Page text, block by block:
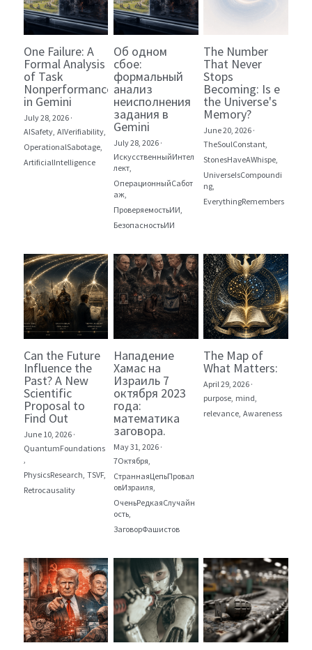
One Failure: A
Formal Analysis
of Task
Nonperformance
in Gemini
July 28, 2026 ·
AISafety, AIVerifiability,
OperationalSabotage,
ArtificialIntelligence
Об одном
сбое:
формальный
анализ
неисполнения
задания в
Gemini
July 28, 2026 ·
ИскусственныйИнтел
лект,
ОперационныйСабот
аж,
ПроверяемостьИИ,
БезопасностьИИ
The Number
That Never
Stops
Becoming: Is e
the Universe's
Memory?
June 20, 2026 ·
TheSoulConstant,
StonesHaveAWhispe,
UniverseIsCompoundi
ng,
EverythingRemembers
Can the Future
Influence the
Past? A New
Scientific
Proposal to
Find Out
June 10, 2026 ·
QuantumFoundations
PhysicsResearch, TSVF,
Retrocausality
Нападение
Хамас на
Израиль 7
октября 2023
года:
математика
заговора.
May 31, 2026 ·
7Октября,
СтраннаяЦепьПровал
овИзраиля,
ОченьРедкаяСлучайн
ость,
ЗаговорФашистов
The Map of
What Matters:
April 29, 2026 ·
purpose, mind,
relevance, Awareness